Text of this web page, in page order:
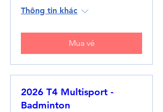
Thông tin khác
Mua vé
2026 T4 Multisport -
Badminton